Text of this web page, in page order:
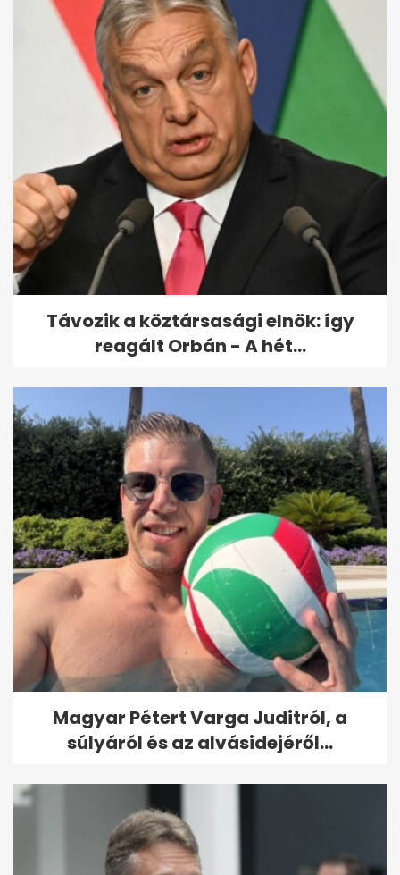
Pataki András tagadja: nem
alázott meg senkit az Szfe
felvételijén
Távozik a köztársasági elnök: így
reagált Orbán - A hét...
Magyar Pétert Varga Juditról, a
súlyáról és az alvásidejéről...